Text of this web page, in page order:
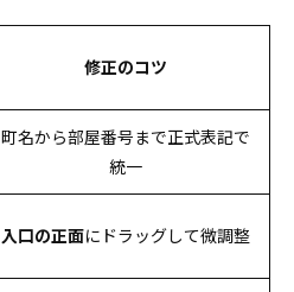
修正のコツ
町名から部屋番号まで正式表記で
統一
入口の正面にドラッグして微調整